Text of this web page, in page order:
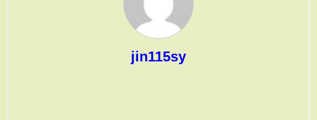
jin115sy